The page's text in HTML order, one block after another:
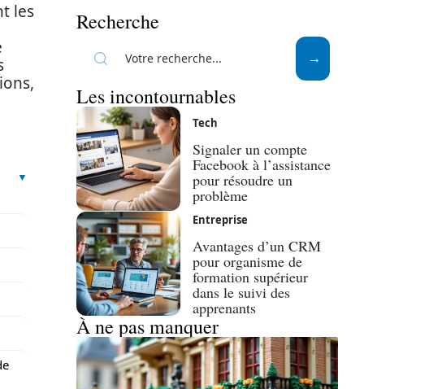
les
Recherche
Les incontournables
Tech
Signaler un compte
Facebook à l’assistance
pour résoudre un
problème
Entreprise
Avantages d’un CRM
pour organisme de
formation supérieur
dans le suivi des
apprenants
À ne pas manquer